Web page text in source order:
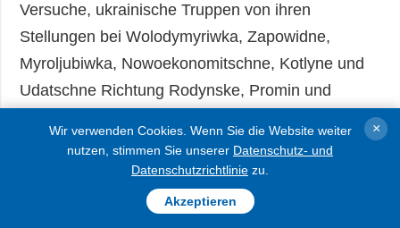
Versuche, ukrainische Truppen von ihren
Stellungen bei Wolodymyriwka, Zapowidne,
Myroljubiwka, Nowoekonomitschne, Kotlyne und
Udatschne Richtung Rodynske, Promin und
Ukrainische Truppen wehrten 27 feindliche
Wir verwenden Cookies. Wenn Sie die Website weiter
nutzen, stimmen Sie unserer Datenschutz- und
Datenschutzrichtlinie zu.
Akzeptieren
×